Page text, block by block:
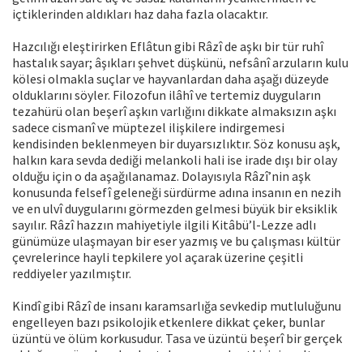
içtiklerinden aldıkları haz daha fazla olacaktır.
Hazcılığı eleştirirken Eflâtun gibi Râzî de aşkı bir tür ruhî
hastalık sayar; âşıkları şehvet düşkünü, nefsânî arzuların kulu
kölesi olmakla suçlar ve hayvanlardan daha aşağı düzeyde
olduklarını söyler. Filozofun ilâhî ve tertemiz duyguların
tezahürü olan beşerî aşkın varlığını dikkate almaksızın aşkı
sadece cismanî ve müptezel ilişkilere indirgemesi
kendisinden beklenmeyen bir duyarsızlıktır. Söz konusu aşk,
halkın kara sevda dediği melankoli hali ise irade dışı bir olay
olduğu için o da aşağılanamaz. Dolayısıyla Râzî’nin aşk
konusunda felsefî geleneği sürdürme adına insanın en nezih
ve en ulvî duygularını görmezden gelmesi büyük bir eksiklik
sayılır. Râzî hazzın mahiyetiyle ilgili Kitâbü’l-Lezze adlı
günümüze ulaşmayan bir eser yazmış ve bu çalışması kültür
çevrelerince hayli tepkilere yol açarak üzerine çeşitli
reddiyeler yazılmıştır.
Kindî gibi Râzî de insanı karamsarlığa sevkedip mutluluğunu
engelleyen bazı psikolojik etkenlere dikkat çeker, bunlar
üzüntü ve ölüm korkusudur. Tasa ve üzüntü beşerî bir gerçek